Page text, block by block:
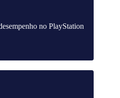
no PlayStation